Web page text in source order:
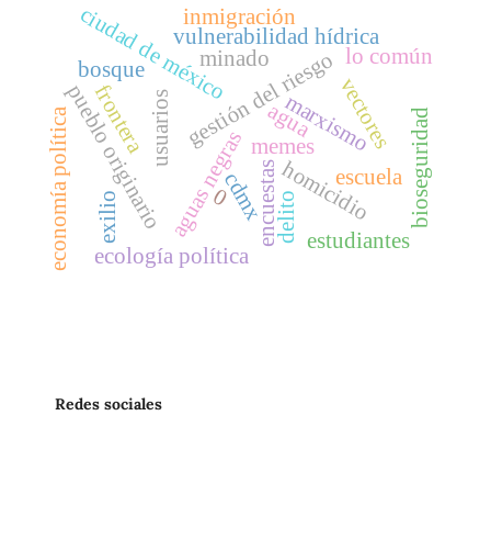
marxismo
homicidio
gestión del riesgo
aguas negras
usuarios
encuestas
memes
ciudad de méxico
cdmxdelito
vulnerabilidad hídrica
minado
bosque
ecología política
agua
pueblo originario vectores
escuela
estudiantes
frontera
lo común
exilio
economía política
inmigración
bioseguridad
0
Redes sociales